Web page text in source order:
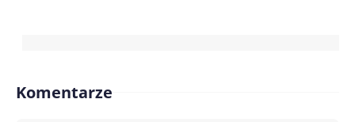
Komentarze